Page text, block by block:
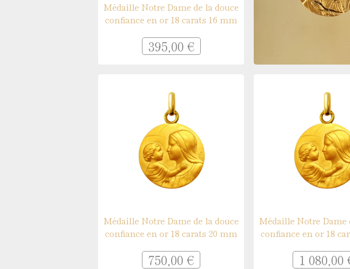
Médaille Notre Dame de la douce
confiance en or 18 carats 16 mm
395,00 €
Médaille Notre Dame de la douce
confiance en or 18 carats 20 mm
750,00 €
Médaille Notre Dame
confiance en or 18
1 080,00